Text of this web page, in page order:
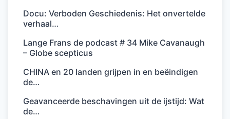
Docu: Verboden Geschiedenis: Het onvertelde
verhaal…
Lange Frans de podcast # 34 Mike Cavanaugh
– Globe scepticus
CHINA en 20 landen grijpen in en beëindigen
de…
Geavanceerde beschavingen uit de ijstijd: Wat
de…